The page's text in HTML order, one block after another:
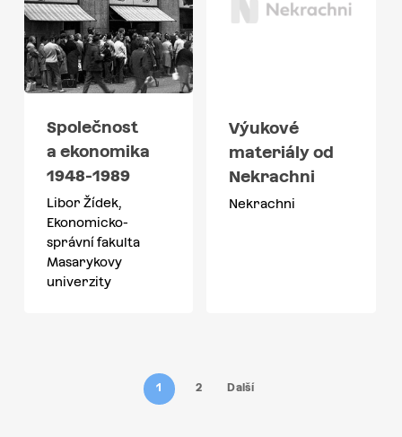
Společnost
a ekonomika
1948-1989
Libor Žídek,
Ekonomicko-
správní fakulta
Masarykovy
univerzity
Výukové
materiály od
Nekrachni
Nekrachni
1 2 Další